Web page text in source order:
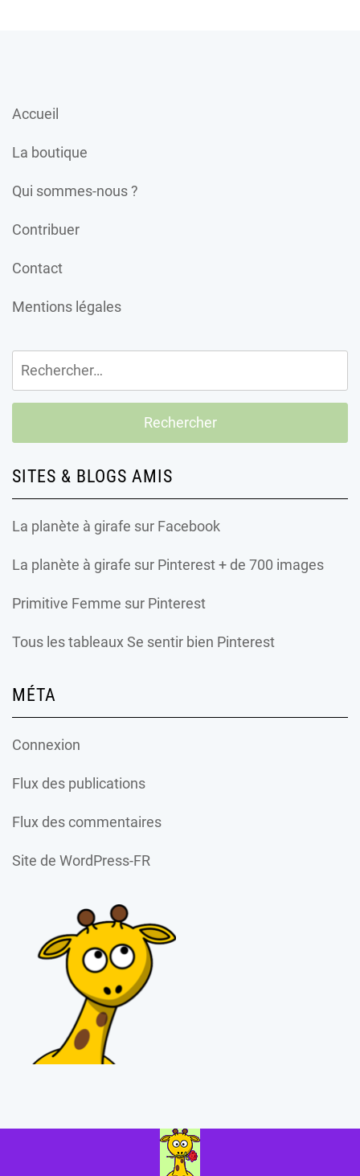
Accueil
La boutique
Qui sommes-nous ?
Contribuer
Contact
Mentions légales
Rechercher :
SITES & BLOGS AMIS
La planète à girafe sur Facebook
La planète à girafe sur Pinterest + de 700 images
Primitive Femme sur Pinterest
Tous les tableaux Se sentir bien Pinterest
MÉTA
Connexion
Flux des publications
Flux des commentaires
Site de WordPress-FR